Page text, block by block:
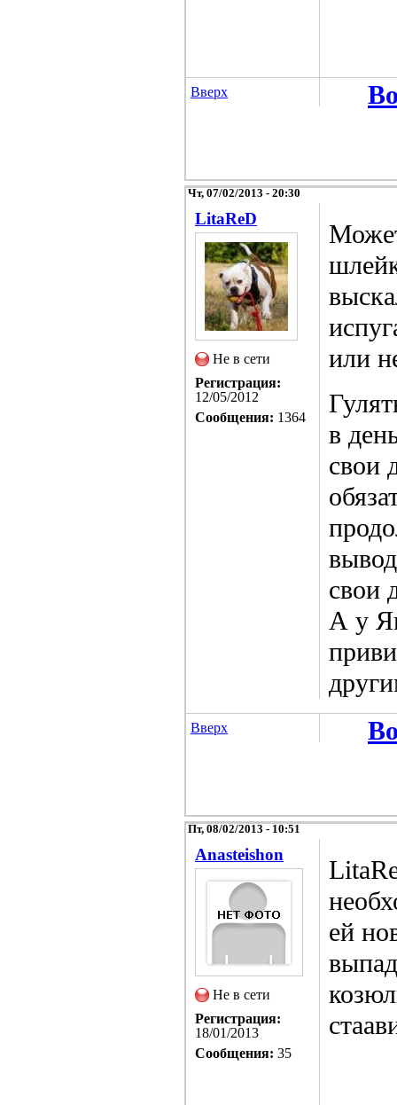
Вверх
Чт, 07/02/2013 - 20:30
LitaReD
Не в сети
Регистрация:
12/05/2012
Сообщения: 1364
или
в
свои
свои
А у
Вверх
Пт, 08/02/2013 - 10:51
Anasteishon
Не в сети
Регистрация:
18/01/2013
Сообщения: 35
ей